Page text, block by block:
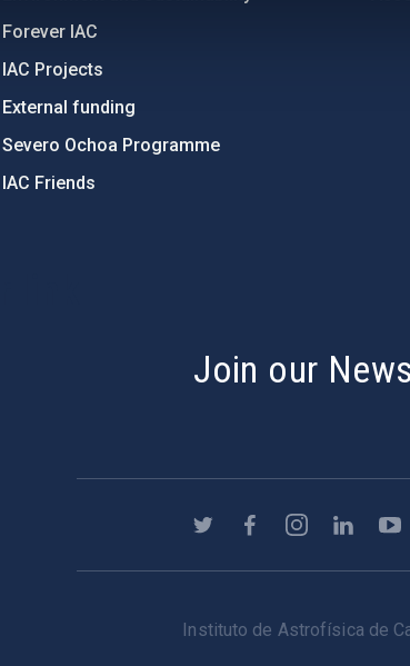
Forever IAC
IAC Projects
External funding
Severo Ochoa Programme
IAC Friends
Join our
Instituto de Astrofísica de